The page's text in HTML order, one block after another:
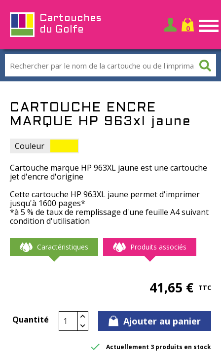
Cartouches
du Golfe
CARTOUCHE ENCRE
MARQUE HP 963xl jaune
Couleur
Cartouche marque HP 963XL jaune est une cartouche
jet d'encre d'origine
Cette cartouche HP 963XL jaune permet d'imprimer
jusqu'à 1600 pages*
*à 5 % de taux de remplissage d'une feuille A4 suivant
condition d'utilisation
Caractéristiques Produits associés
41,65 € TTC
Quantité Ajouter au panier
 Actuellement 3 produits en stock